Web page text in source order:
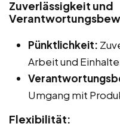
Zuverlässigkeit und
Pünktlichkeit:
Arbeit und
Umgang mit
Flexibilität: